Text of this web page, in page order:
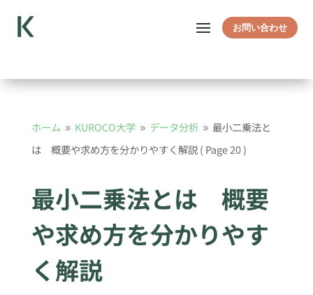
お問い合わせ
ホーム 9 KUROCO大学 9 データ分析 9 最小二乗法と
は 概要や求め方を分かりやすく解説( Page 20 )
最小二乗法とは 概要
や求め方を分かりやす
く解説